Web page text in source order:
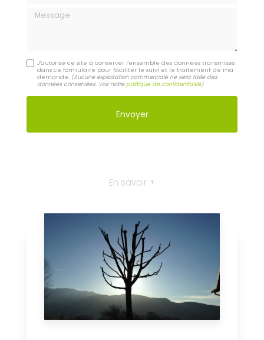
Message
J'autorise ce site à conserver l'ensemble des données transmises
dans ce formulaire pour faciliter le suivi et le traitement de ma
demande. (Aucune exploitation commerciale ne sera faite des
données conservées. Voir notrepolitique de confidentialité)
En savoir +